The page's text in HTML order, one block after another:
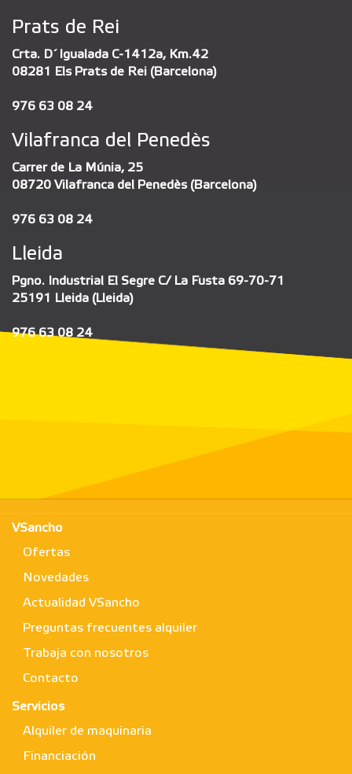
Prats de Rei
Crta. D´Igualada C-1412a, Km.42
08281 Els Prats de Rei (Barcelona)
976 63 08 24
Vilafranca del Penedès
Carrer de La Múnia, 25
08720 Vilafranca del Penedès (Barcelona)
976 63 08 24
Lleida
Pgno. Industrial El Segre C/ La Fusta 69-70-71
25191 Lleida (Lleida)
976 63 08 24
VSancho
Ofertas
Novedades
Actualidad VSancho
Preguntas frecuentes alquiler
Trabaja con nosotros
Contacto
Servicios
Alquiler de maquinaria
Financiación